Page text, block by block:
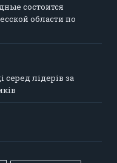
состоится
области по
серед лідерів за